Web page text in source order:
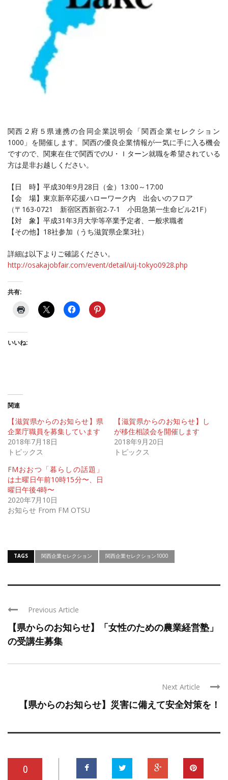
関西２府５県連携の合同企業説明会「関西企業セレクション
1000」を開催します。 関西の優良企業情報が一気に手に入る機会
ですので、関東在住で関西でのU・ Ｉターン就職を希望されている
方は是非お越しください。
【日 時】平成30年9月28日（金）13:00～17:00
【会 場】東京新卒応援ハローワーク内 出会いのフロア
（〒163-0721 新宿区西新宿2-7-1 小田急第一生命ビル21F）
【対 象】平成31年3月大学等卒業予定者、一般求職者
【その他】18社参加（うち滋賀県企業3社）
詳細は以下よりご確認ください。
http://osakajobfair.com/event/detail/uij-tokyo0928.php
共有:
いいね:
関連
【滋賀県からのお知らせ】県
企業庁職員を募集しています
2018年7月18日
トピックス
【滋賀県からのお知らせ】し
が移住相談会を開催します
2018年9月20日
トピックス
FMおおつ「暮らしの話題」
は土曜日午前10時15分〜、日
曜日午後4時〜
2020年7月10日
お知らせ From FM OTSU
TAGS 関西企業セレクション 関西企業セレクション1000
Previous Article
【県からのお知らせ】「女性のための農業経営塾」
の受講生募集
Next Article
【県からのお知らせ】災害に備えて安全対策を！
0